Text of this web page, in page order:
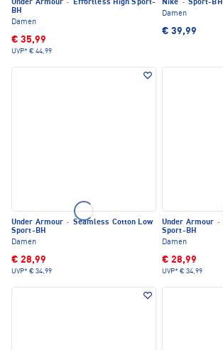
Under Armour ·
Effortless High Sport-
BH
Damen
€ 35,99
UVP* € 44,99
Nike · Sport-BH
Damen
€ 39,99
Under Armour · Seamless Cotton Low
Sport-BH
Damen
€ 28,99
UVP* € 34,99
Under Armour ·
Sport-BH
Damen
€ 28,99
UVP* € 34,99